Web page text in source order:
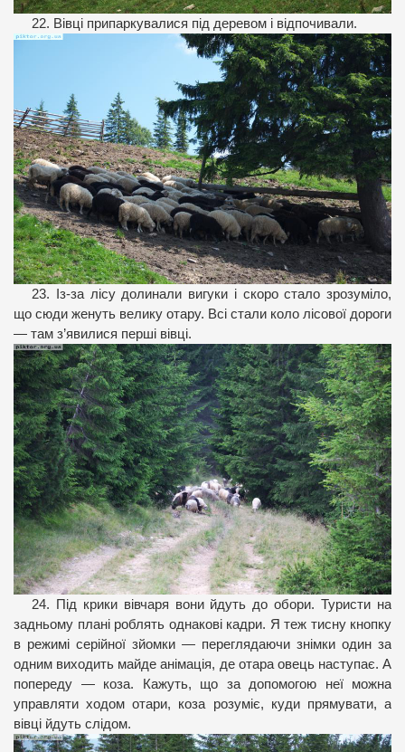
22. Вівці припаркувалися під деревом і відпочивали.
23. Із-за лісу долинали вигуки і скоро стало зрозуміло,
що сюди женуть велику отару. Всі стали коло лісової дороги
— там з’явилися перші вівці.
24. Під крики вівчаря вони йдуть до обори. Туристи на
задньому плані роблять однакові кадри. Я теж тисну кнопку
в режимі серійної зйомки — переглядаючи знімки один за
одним виходить майде анімація, де отара овець наступає. А
попереду — коза. Кажуть, що за допомогою неї можна
управляти ходом отари, коза розуміє, куди прямувати, а
вівці йдуть слідом.